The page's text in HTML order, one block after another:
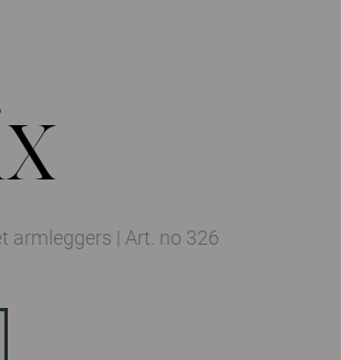
armleggers | Art. no 326